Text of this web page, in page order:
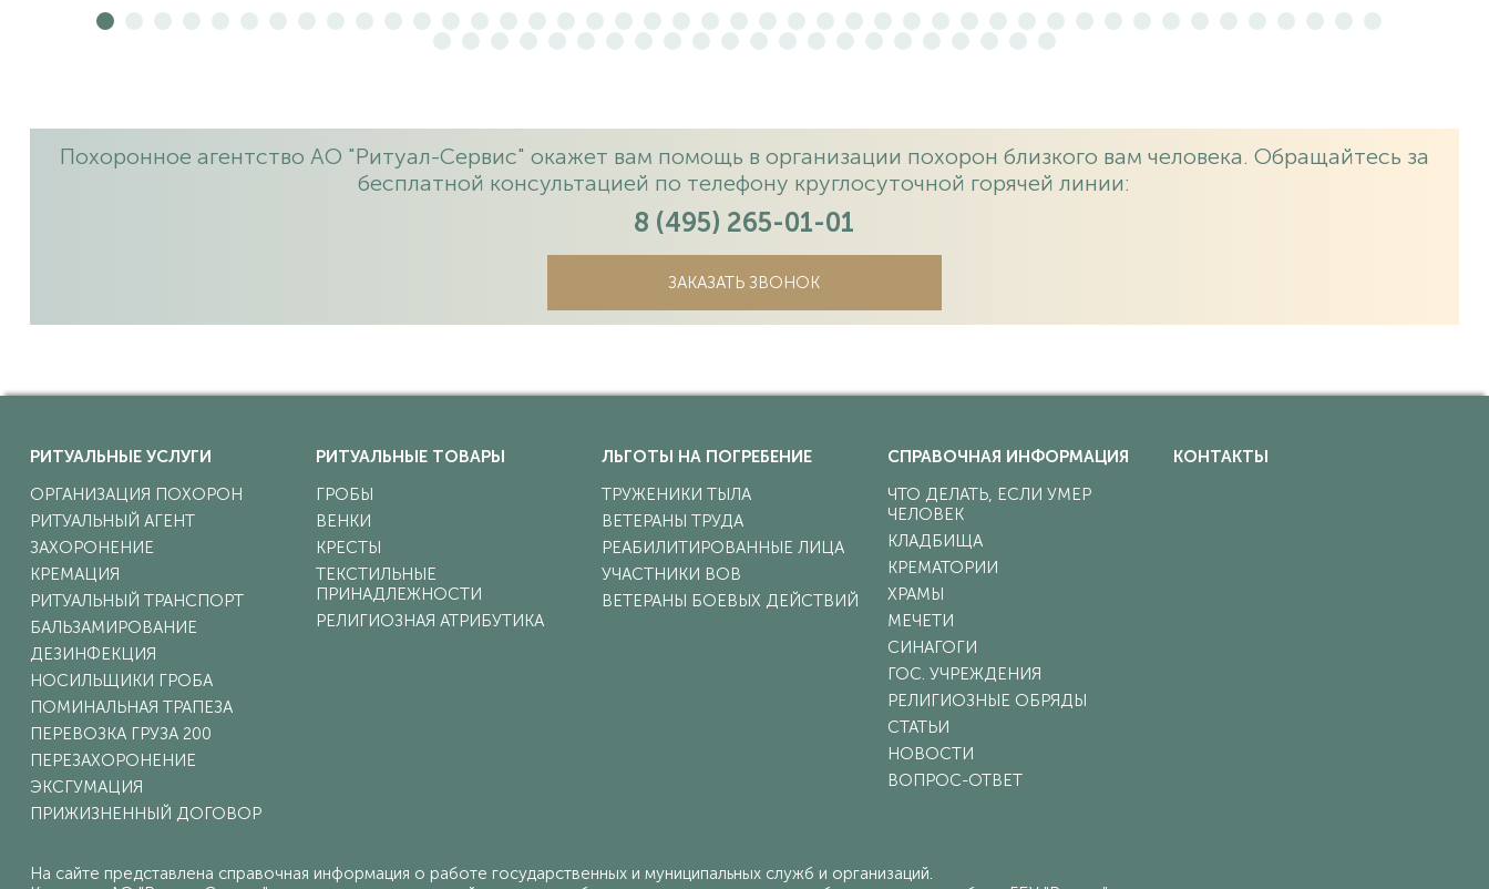
Похоронное агентство АО "Ритуал-Сервис" окажет вам помощь в организации похорон близкого вам человека. Обращайтесь за
бесплатной консультацией по телефону круглосуточной горячей линии:
8 (495) 265-01-01
ЗАКАЗАТЬ ЗВОНОК
РИТУАЛЬНЫЕ УСЛУГИ
ОРГАНИЗАЦИЯ ПОХОРОН
РИТУАЛЬНЫЙ АГЕНТ
ЗАХОРОНЕНИЕ
КРЕМАЦИЯ
РИТУАЛЬНЫЙ ТРАНСПОРТ
БАЛЬЗАМИРОВАНИЕ
ДЕЗИНФЕКЦИЯ
НОСИЛЬЩИКИ ГРОБА
ПОМИНАЛЬНАЯ ТРАПЕЗА
ПЕРЕВОЗКА ГРУЗА 200
ПЕРЕЗАХОРОНЕНИЕ
ЭКСГУМАЦИЯ
ПРИЖИЗНЕННЫЙ ДОГОВОР
РИТУАЛЬНЫЕ ТОВАРЫ
ГРОБЫ
ВЕНКИ
КРЕСТЫ
ТЕКСТИЛЬНЫЕ
ПРИНАДЛЕЖНОСТИ
РЕЛИГИОЗНАЯ АТРИБУТИКА
ЛЬГОТЫ НА ПОГРЕБЕНИЕ
ТРУЖЕНИКИ ТЫЛА
ВЕТЕРАНЫ ТРУДА
РЕАБИЛИТИРОВАННЫЕ ЛИЦА
УЧАСТНИКИ ВОВ
ВЕТЕРАНЫ БОЕВЫХ ДЕЙСТВИЙ
СПРАВОЧНАЯ ИНФОРМАЦИЯ
ЧТО ДЕЛАТЬ, ЕСЛИ УМЕР
ЧЕЛОВЕК
КЛАДБИЩА
КРЕМАТОРИИ
ХРАМЫ
МЕЧЕТИ
СИНАГОГИ
ГОС. УЧРЕЖДЕНИЯ
РЕЛИГИОЗНЫЕ ОБРЯДЫ
СТАТЬИ
НОВОСТИ
ВОПРОС-ОТВЕТ
КОНТАКТЫ
На сайте представлена справочная информация о работе государственных и муниципальных служб и организаций.